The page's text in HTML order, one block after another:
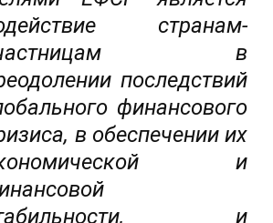
странам-
в
последствий
финансового
в обеспечении их
и
и